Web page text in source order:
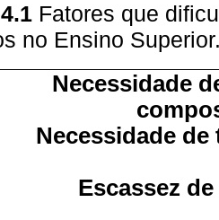
Fatores que
no Ensino
Necessidade
Necessidade
Escassez